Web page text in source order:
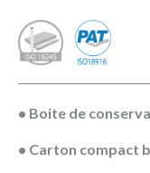
• Boite de
• Carton compact